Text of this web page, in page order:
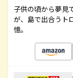
子供の頃から夢見
が、島で出合うト
憶。